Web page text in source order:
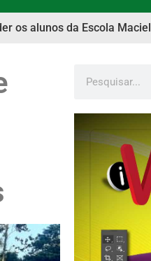
os alunos da Escola